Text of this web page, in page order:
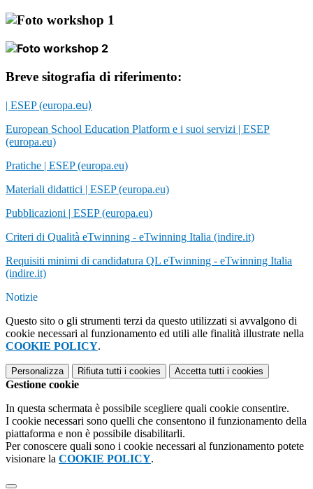
Breve sitografia di riferimento:
| ESEP (europa.eu)
European School Education Platform e i suoi servizi | ESEP
(europa.eu)
Pratiche | ESEP (europa.eu)
Materiali didattici | ESEP (europa.eu)
Pubblicazioni | ESEP (europa.eu)
Criteri di Qualità eTwinning - eTwinning Italia (indire.it)
Requisiti minimi di candidatura QL eTwinning - eTwinning Italia
(indire.it)
Notizie
Questo sito o gli strumenti terzi da questo utilizzati si avvalgono di
cookie necessari al funzionamento ed utili alle finalità illustrate nella
COOKIE POLICY.
Personalizza Rifiuta tutti i cookies Accetta tutti i cookies
Gestione cookie
In questa schermata è possibile scegliere quali cookie consentire.
I cookie necessari sono quelli che consentono il funzionamento della
piattaforma e non è possibile disabilitarli.
Per conoscere quali sono i cookie necessari al funzionamento potete
visionare la COOKIE POLICY.